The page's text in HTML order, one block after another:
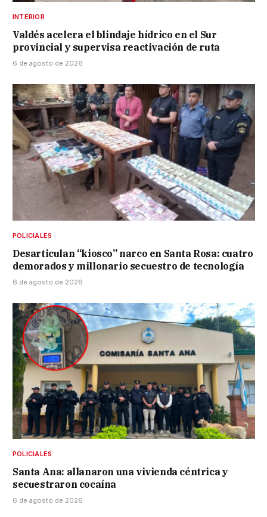
INTERIOR
Valdés acelera el blindaje hídrico en el Sur
provincial y supervisa reactivación de ruta
6 de agosto de 2026
POLICIALES
Desarticulan “kiosco” narco en Santa Rosa: cuatro
demorados y millonario secuestro de tecnología
6 de agosto de 2026
POLICIALES
Santa Ana: allanaron una vivienda céntrica y
secuestraron cocaína
6 de agosto de 2026